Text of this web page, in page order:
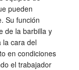
pueden
Su función
de la barbilla y
la cara del
en condiciones
el trabajador